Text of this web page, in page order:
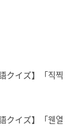
語クイズ】「직
語クイズ】「웬